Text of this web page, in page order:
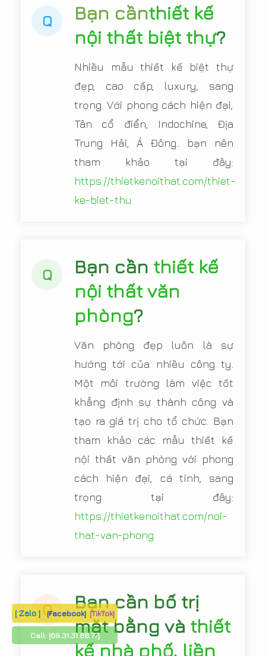
Q Bạn cầnthiết kế
nội thất biệt thự?
Nhiều mẫu thiết kế biệt thự
đẹp, cao cấp, luxury, sang
trọng. Với phong cách hiện đại,
Tân cổ điển, Indochine, Địa
Trung Hải, Á Đông.. bạn nên
tham khảo tại đây:
https://thietkenoithat.com/thiet-
ke-biet-thu
Q Bạn cần thiết kế
nội thất văn
phòng?
Văn phòng đẹp luôn là sự
hướng tới của nhiều công ty.
Một môi trường làm việc tốt
khẳng định sự thành công và
tạo ra giá trị cho tổ chức. Bạn
tham khảo các mẫu thiết kế
nội thất văn phòng với phong
cách hiện đại, cá tính, sang
trọng tại đây:
https://thietkenoithat.com/noi-
that-van-phong
Q
Bạn cần bố trị
mặt bằng và thiết
kế nhà phố, liền
[ Zalo ] [Facebook] [TikTok]
Call: [09.31.31.88.77]